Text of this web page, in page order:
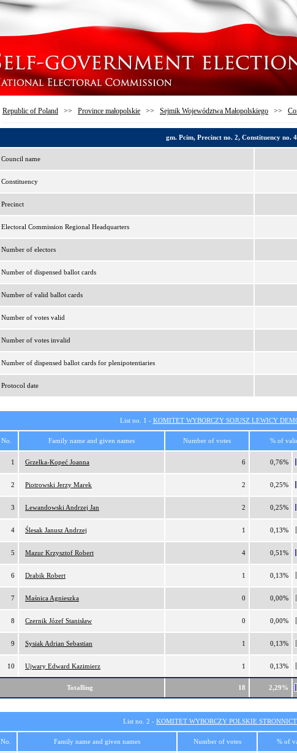
Republic of Poland >> Province małopolskie >> Sejmik Województwa Małopolskiego >>
gm. Pcim, Precinct no. 2, Constituency no. 4
Council name
Constituency
Precinct
Electoral Commission Regional Headquarters
Number of electors
Number of dispensed ballot cards
Number of valid ballot cards
Number of votes valid
Number of votes invalid
Number of dispensed ballot cards for plenipotentiaries
Protocol date
List no. 1 - KOMITET WYBORCZY SOJUSZ LEWICY
No. Family name and given names Number of votes % of
1 Grzelka-Kopeć Joanna 6 0,76%
2 Piotrowski Jerzy Marek 2 0,25%
3 Lewandowski Andrzej Jan 2 0,25%
4 Ślesak Janusz Andrzej 1 0,13%
5 Mazur Krzysztof Robert 4 0,51%
6 Drabik Robert 1 0,13%
7 Maśnica Agnieszka 0 0,00%
8 Czernik Józef Stanisław 0 0,00%
9 Sysiak Adrian Sebastian 1 0,13%
10 Ujwary Edward Kazimierz 1 0,13%
Totalling 18 2,29%
List no. 2 - KOMITET WYBORCZY POLSKIE
No. Family name and given names Number of votes % of